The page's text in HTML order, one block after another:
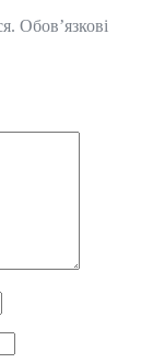
Обов’язкові